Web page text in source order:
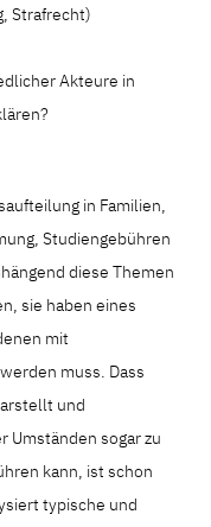
Strafrecht)
Akteure in
in Familien,
Studiengebühren
diese Themen
sie haben eines
mit
muss. Dass
und
Umständen sogar zu
kann, ist schon
typische und